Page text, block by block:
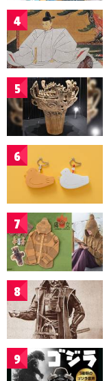
4
5
6
7
8
9